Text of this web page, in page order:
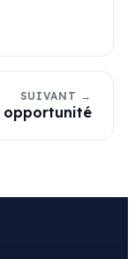
SUIVANT →
opportunité